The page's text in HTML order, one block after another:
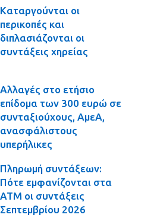
Καταργούνται οι
περικοπές και
διπλασιάζονται οι
συντάξεις χηρείας
Αλλαγές στο ετήσιο
επίδομα των 300 ευρώ σε
συνταξιούχους, ΑμεΑ,
ανασφάλιστους
υπερήλικες
Πληρωμή συντάξεων:
Πότε εμφανίζονται στα
ΑΤΜ οι συντάξεις
Σεπτεμβρίου 2026